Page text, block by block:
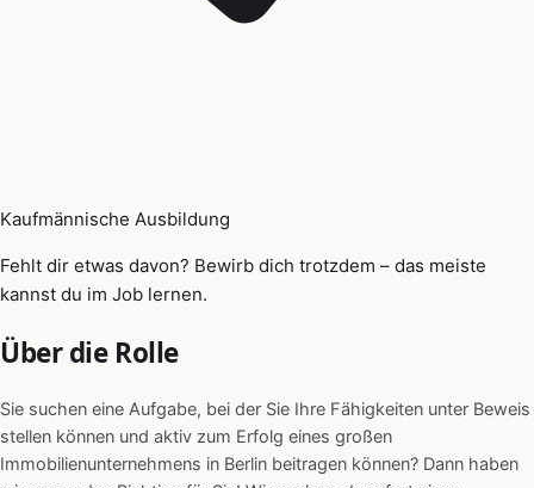
Kaufmännische Ausbildung
Fehlt dir etwas davon? Bewirb dich trotzdem – das meiste
kannst du im Job lernen.
Über die Rolle
Sie suchen eine Aufgabe, bei der Sie Ihre Fähigkeiten unter Beweis
stellen können und aktiv zum Erfolg eines großen
Immobilienunternehmens in Berlin beitragen können? Dann haben